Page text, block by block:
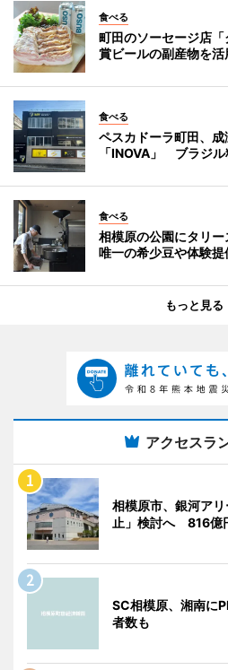
食べる
町田のソーセージ店
賞ビールの副産物を活
食べる
ペスカドーラ町田、
「INOVA」 ブラジル
食べる
相模原の公園にタリ
唯一の希少豆や体験提
もっと見る
アクセスラ
相模原市、銀河ア
止」検討へ 816億
SC相模原、湘南に
者数も